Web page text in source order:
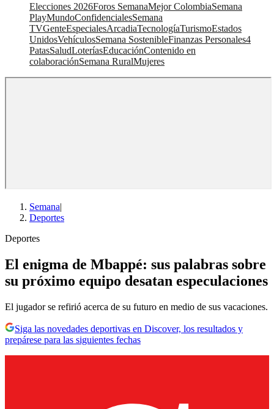
Elecciones 2026Foros SemanaMejor ColombiaSemana
PlayMundoConfidencialesSemana
TVGenteEspecialesArcadiaTecnologíaTurismoEstados
UnidosVehículosSemana SostenibleFinanzas Personales4
PatasSaludLoteríasEducaciónContenido en
colaboraciónSemana RuralMujeres
Semana|
Deportes
Deportes
El enigma de Mbappé: sus palabras sobre
su próximo equipo desatan especulaciones
El jugador se refirió acerca de su futuro en medio de sus vacaciones.
Siga las novedades deportivas en Discover, los resultados y
prepárese para las siguientes fechas